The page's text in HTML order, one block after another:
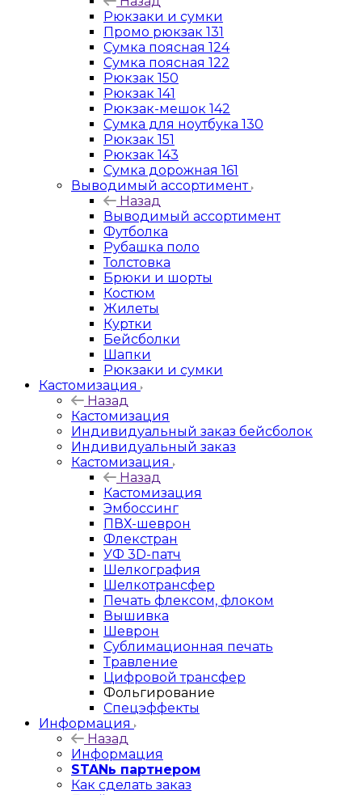
Рюкзаки и сумки
Промо рюкзак 131
Сумка поясная 124
Сумка поясная 122
Рюкзак 150
Рюкзак 141
Рюкзак-мешок 142
Сумка для ноутбука 130
Рюкзак 151
Рюкзак 143
Сумка дорожная 161
Выводимый ассортимент
Назад
Выводимый ассортимент
Футболка
Рубашка поло
Толстовка
Брюки и шорты
Костюм
Жилеты
Куртки
Бейсболки
Шапки
Рюкзаки и сумки
Кастомизация
Назад
Кастомизация
Индивидуальный заказ бейсболок
Индивидуальный заказ
Кастомизация
Назад
Кастомизация
Эмбоссинг
ПВХ-шеврон
Флекстран
УФ 3D-патч
Шелкография
Шелкотрансфер
Печать флексом, флоком
Вышивка
Шеврон
Сублимационная печать
Травление
Цифровой трансфер
Фольгирование
Спецэффекты
Информация
Назад
Информация
STANь партнером
Как сделать заказ